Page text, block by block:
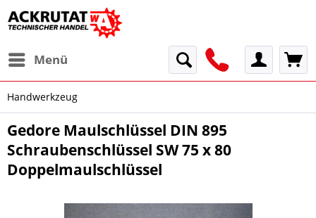
Menü
Handwerkzeug
Gedore Maulschlüssel DIN 895
Schraubenschlüssel SW 75 x 80
Doppelmaulschlüssel